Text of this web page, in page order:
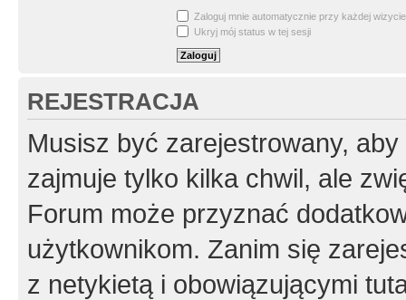
Zaloguj mnie automatycznie przy każdej wizycie
Ukryj mój status w tej sesji
REJESTRACJA
Musisz być zarejestrowany,
zajmuje tylko kilka chwil, ale
Forum może przyznać
użytkownikom. Zanim się
z netykietą i obowiązującymi